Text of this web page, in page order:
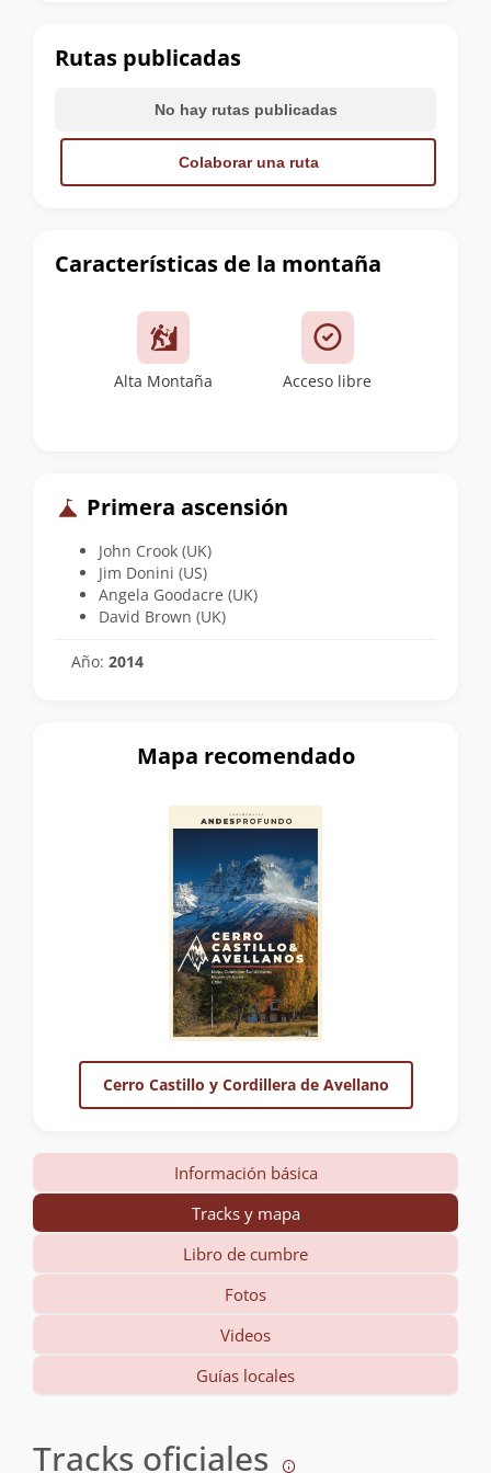
cumbre
Características de la montaña
Alta Montaña Acceso libre
Primera ascensión
John Crook (UK)
Jim Donini (US)
Angela Goodacre (UK)
David Brown (UK)
Año: 2014
Rutas publicadas
No hay rutas publicadas
Colaborar una ruta
Mapa recomendado
Cerro Castillo y Cordillera de Avellano
Información básica
Tracks y mapa
Libro de cumbre
Fotos
Videos
Guías locales
Tracks oficiales